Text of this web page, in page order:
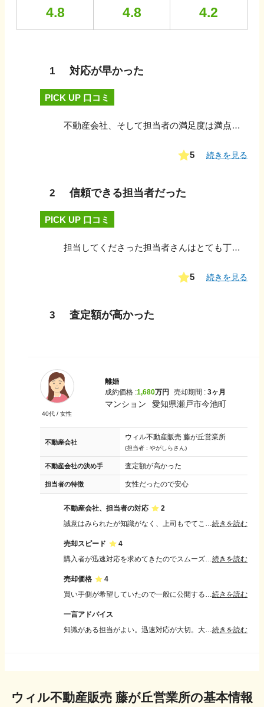
4.8 4.8 4.2
1 対応が早かった
PICK UP 口コミ
不動産会社、そして担当者の満足度は満点でした。理由は一つ、結果的にきっちりと希望期間内で成約までこぎつけてくれた事です。また、あえて云うなら売り出し期間中も定期的に状況と見通しを報告してくれた事です。
5 続きを見る
2 信頼できる担当者だった
PICK UP 口コミ
担当してくださった担当者さんはとても丁寧で一生懸命な方でした。 対応も素早くとても満足しております。 他の不動産の方ともやりとりはしていましたが担当者さんの方が対応が良く感じました。
5 続きを見る
3 査定額が高かった
40代 /女性
離婚
成約価格 :1,680万円 売却期間 : 3ヶ月
マンション 愛知県瀬戸市今池町
不動産会社
ウィル不動産販売 藤が丘営業所
(担当者 : やがしらさん)
不動産会社の決め手 査定額が高かった
担当者の特徴 女性だったので安心
不動産会社、担当者の対応
2
誠意はみられたが知識がなく、上司もでてこないのでかなりイライラした。知り合いの不動産屋がいなければ話が進んでいない。ウィル不動産はおすすめではない会社である。大きなお金が動くのでしっかりしてほしかった続きを読む
売却スピード
4
購入者が迅速対応を求めてきたのでスムーズには行なえた。ただ不動産屋の担当が知識が全然なく、購入者様のほうにばかり連絡をとって要るのでこちらは知り合いの不動産屋宅建保持者に色々話を聞いて動かないといけないのが難儀でした続きを読む
売却価格
4
買い手側が希望していたので一般に公開するより希望価格に近かった。築20年なので売却できるか不安があったが購入者側が予算2000万リフォーム込みの提示があり途中でリフォームにお金がかかるから購入金額を下げれないかと交渉してきたが踏ん張って1750万から1680万に落ち着いた続きを読む
一言アドバイス
知識がある担当がよい。迅速対応が大切。大きなお金がうごくのでしっかり何社も査定して欲しい。 知り合いの不動産宅建保持者はベテランの50代後半だったので税金の話やらホントに助けになりましたので信頼できる会社を見つけて欲しい続きを読む
ウィル不動産販売 藤が丘営業所の基本情報